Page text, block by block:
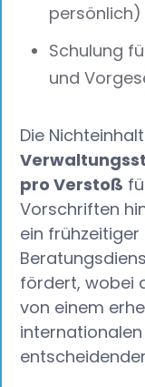
persönlich)
Schulung
und
Die
pro Verstoß
Vorschriften
ein frühzeitiger
fördert, wobei
von einem